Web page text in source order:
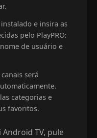
e insira as
pelo PlayPRO:
de usuário e
será
categorias e
favoritos.
Android TV, pule